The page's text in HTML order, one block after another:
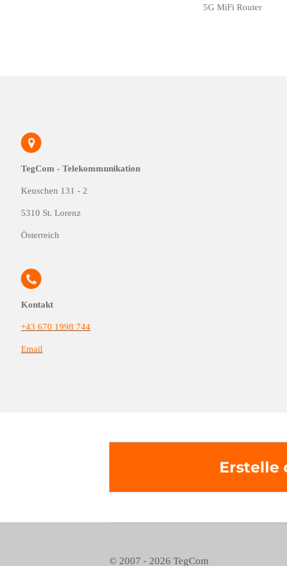
5G MiFi Router
TegCom - Telekommunikation
Keuschen 131 - 2
5310 St. Lorenz
Österreich
Kontakt
+43 670 1998 744
Email
Erstelle
© 2007 - 2026 TegCom